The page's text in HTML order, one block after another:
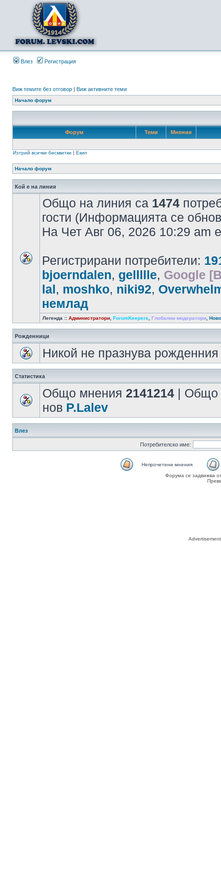
Влез Регистрация
Виж темите без отговор | Виж активните теми
Начало форум
Форум Теми Мнения
Изтрий всички бисквитки | Екип
Начало форум
Кой е на линия
Общо на линия са 1474
гости (Информацията се
На Чет Авг 06, 2026 10:29
Регистрирани потребители:
bjoerndalen, gellllle, Google
lal, moshko, niki92,
немлад
Легенда :: Администратори ForumKeepers Глобални модератори
Рожденници
Никой не празнува
Статистика
Общо мнения 2141214 | Общо
нов P.Lalev
Влез
Потребителско име:
Непрочетени мнения
Форума се задвижва